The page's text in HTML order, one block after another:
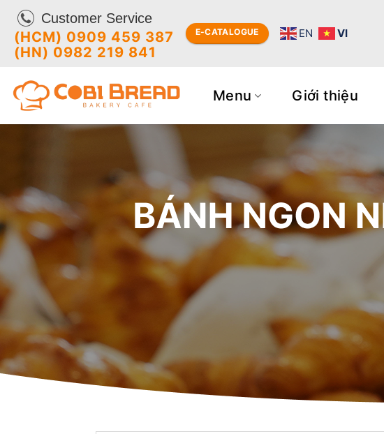
qua
dung
Customer Service
(HCM) 0909 459 387
(HN) 0982 219 841
E-CATALOGUE EN VI
Menu Giới thiệu